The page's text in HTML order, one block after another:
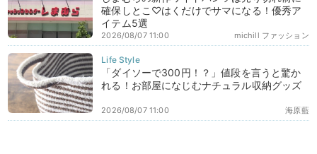
確保しとこ♡はくだけでサマになる！優秀ア
イテム5選
michill ファッション
2026/08/07 11:00
「ダイソーで300円！？」値段を言うと驚か
れる！お部屋になじむナチュラル収納グッズ
海原藍
2026/08/07 11:00